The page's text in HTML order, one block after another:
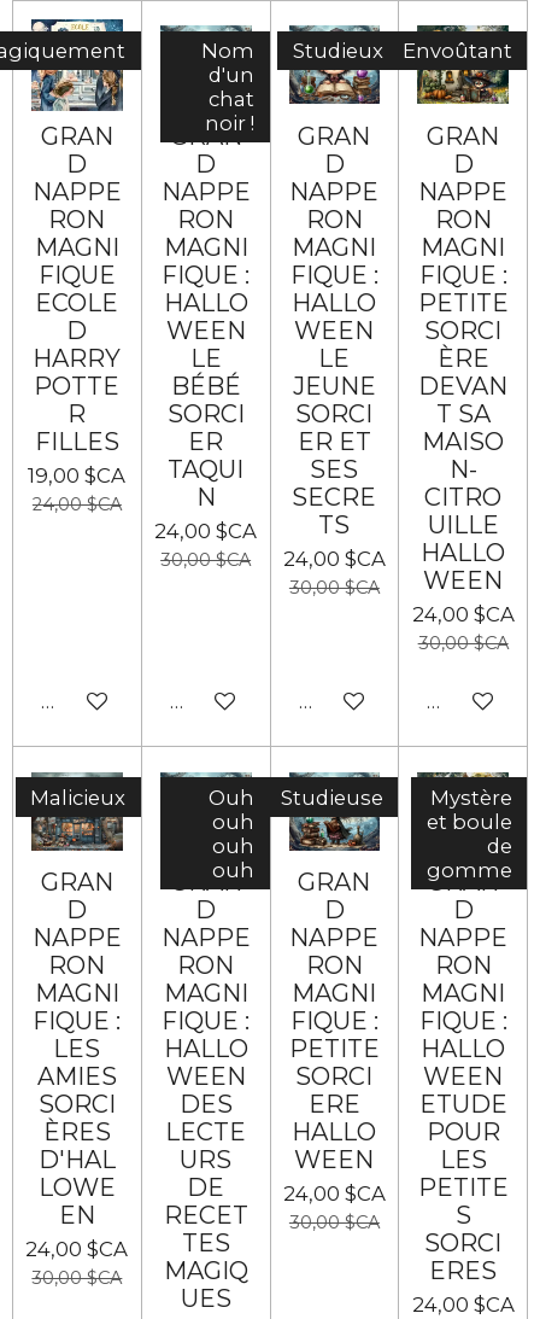
GRAN
D
NAPPE
RON
MAGNI
FIQUE
ECOLE
D
HARRY
POTTE
R
FILLES
19,00 $CA
24,00 $CA
Ajouter au panier
Nom
d'un
chat
noir !
GRAN
D
NAPPE
RON
MAGNI
FIQUE :
HALLO
WEEN
LE
BÉBÉ
SORCI
ER
TAQUI
N
24,00 $CA
30,00 $CA
Ajouter au panier
Studieux
GRAN
D
NAPPE
RON
MAGNI
FIQUE :
HALLO
WEEN
LE
JEUNE
SORCI
ER ET
SES
SECRE
TS
24,00 $CA
30,00 $CA
Ajouter au panier
Envoûtant
GRAN
D
NAPPE
RON
MAGNI
FIQUE :
PETITE
SORCI
ÈRE
DEVAN
T SA
MAISO
N-
CITRO
UILLE
HALLO
WEEN
24,00 $CA
30,00 $CA
Ajouter au
Malicieux
GRAN
D
NAPPE
RON
MAGNI
FIQUE :
LES
AMIES
SORCI
ÈRES
D'HAL
LOWE
EN
24,00 $CA
30,00 $CA
Ouh
ouh
ouh
ouh
GRAN
D
NAPPE
RON
MAGNI
FIQUE :
HALLO
WEEN
DES
LECTE
URS
DE
RECET
TES
MAGIQ
UES
Studieuse
GRAN
D
NAPPE
RON
MAGNI
FIQUE :
PETITE
SORCI
ERE
HALLO
WEEN
24,00 $CA
30,00 $CA
Mystère
et boule
de
gomme
GRAN
D
NAPPE
RON
MAGNI
FIQUE :
HALLO
WEEN
ETUDE
POUR
LES
PETITE
S
SORCI
ERES
24,00 $CA